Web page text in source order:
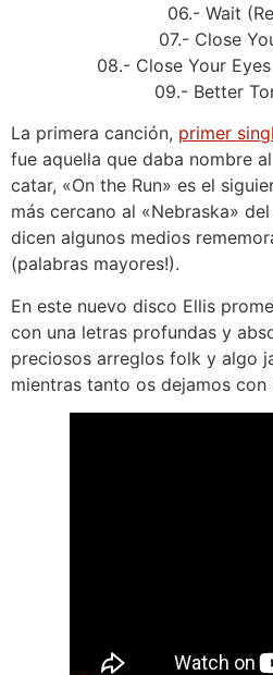
06.- Wait
07.- Close
08.- Close Your
09.- Better
La primera canción, primer
fue aquella que daba nombre
catar, «On the Run» es el
más cercano al «Nebraska»
dicen algunos medios
(palabras mayores!).
En este nuevo disco Ellis
con una letras profundas y
preciosos arreglos folk y algo
mientras tanto os dejamos con